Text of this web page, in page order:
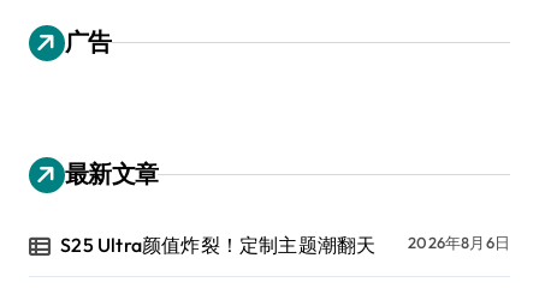
广告
最新文章
S25 Ultra颜值炸裂！定制主题潮翻天 2026年8月6日